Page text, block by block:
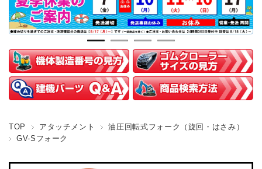
TOP アタッチメント
油圧回転式フォーク（旋回・はさみ）
GV-Sフォーク